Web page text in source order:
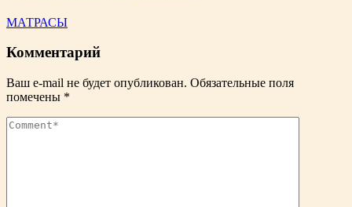
МАТРАСЫ
Комментарий
Ваш e-mail не будет опубликован. Обязательные поля
помечены *